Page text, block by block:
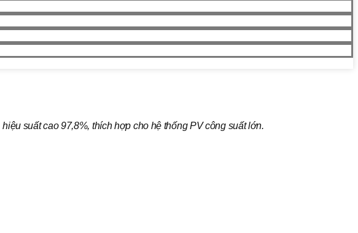
suất cao 97,8%, thích hợp cho hệ thống PV công suất lớn.